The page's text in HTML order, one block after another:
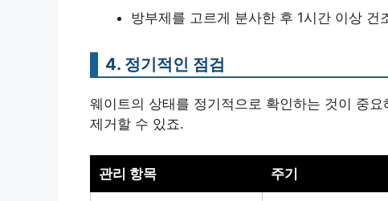
방부제를 고르게 분사한 후 1시간 이상 건
4. 정기적인 점검
웨이트의 상태를 정기적으로 확인하는 것이 중
제거할 수 있죠.
관리 항목 주기